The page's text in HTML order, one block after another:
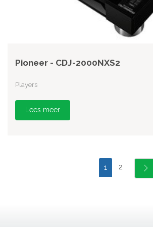
Pioneer - CDJ-2000NXS2
Players
Lees meer
1 2